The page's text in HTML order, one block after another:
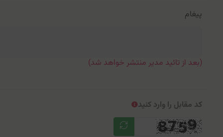
پیغام
(بعد از تائید مدیر منتشر خواهد شد)
کد مقابل را وارد کنید